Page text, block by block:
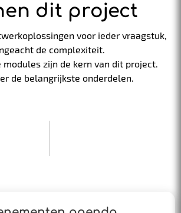
dit project
voor ieder vraagstuk,
de complexiteit.
modules zijn de kern van dit project.
de belangrijkste onderdelen.